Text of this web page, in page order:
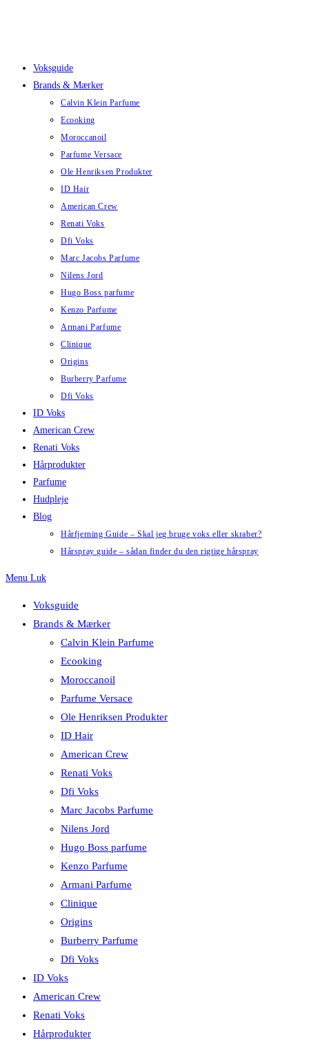
Voksguide
Brands & Mærker
Calvin Klein Parfume
Ecooking
Moroccanoil
Parfume Versace
Ole Henriksen Produkter
ID Hair
American Crew
Renati Voks
Dfi Voks
Marc Jacobs Parfume
Nilens Jord
Hugo Boss parfume
Kenzo Parfume
Armani Parfume
Clinique
Origins
Burberry Parfume
Dfi Voks
ID Voks
American Crew
Renati Voks
Hårprodukter
Parfume
Hudpleje
Blog
Hårfjerning Guide – Skal jeg bruge voks eller skraber?
Hårspray guide – sådan finder du den rigtige hårspray
Menu Luk
Voksguide
Brands & Mærker
Calvin Klein Parfume
Ecooking
Moroccanoil
Parfume Versace
Ole Henriksen Produkter
ID Hair
American Crew
Renati Voks
Dfi Voks
Marc Jacobs Parfume
Nilens Jord
Hugo Boss parfume
Kenzo Parfume
Armani Parfume
Clinique
Origins
Burberry Parfume
Dfi Voks
ID Voks
American Crew
Renati Voks
Hårprodukter